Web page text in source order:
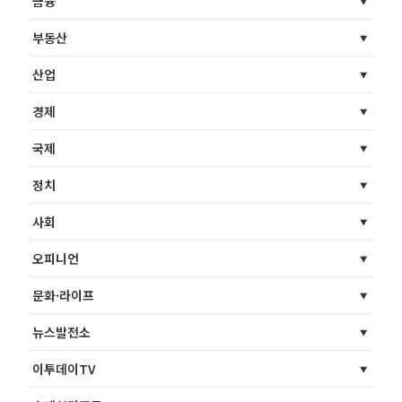
부동산
산업
경제
국제
정치
사회
오피니언
문화·라이프
뉴스발전소
이투데이TV